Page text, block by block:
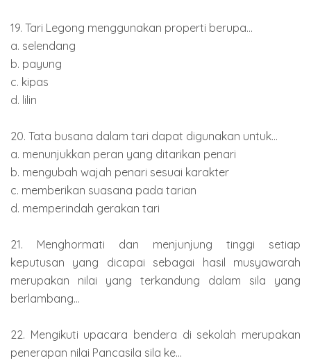
19. Tari Legong menggunakan properti berupa...
a. selendang
b. payung
c. kipas
d. lilin
20. Tata busana dalam tari dapat digunakan untuk...
a. menunjukkan peran yang ditarikan penari
b. mengubah wajah penari sesuai karakter
c. memberikan suasana pada tarian
d. memperindah gerakan tari
21. Menghormati dan menjunjung tinggi setiap
keputusan yang dicapai sebagai hasil musyawarah
merupakan nilai yang terkandung dalam sila yang
berlambang...
22. Mengikuti upacara bendera di sekolah merupakan
penerapan nilai Pancasila sila ke...